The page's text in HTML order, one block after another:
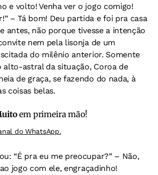
e volto! Venha ver o jogo comigo!
– Tá bom! Deu partida e foi pra casa
antes, não porque tivesse a intenção
nem pela lisonja de um
do milênio anterior. Somente
alto-astral da situação, Coroa de
de graça, se fazendo do nada, à
coisas belas.
em primeira mão!
do WhatsApp.
“É pra eu me preocupar?” – Não,
jogo com ele, engraçadinho!